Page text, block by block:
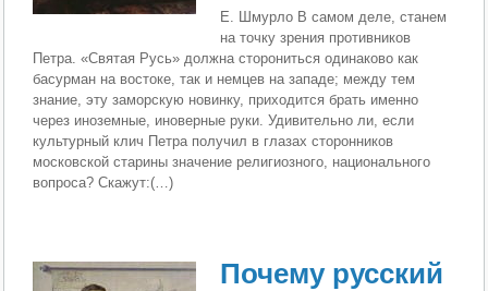
Е. Шмурло В самом деле, станем
на точку зрения противников
Петра. «Святая Русь» должна сторониться одинаково как
басурман на востоке, так и немцев на западе; между тем
знание, эту заморскую новинку, приходится брать именно
через иноземные, иноверные руки. Удивительно ли, если
культурный клич Петра получил в глазах сто­ронников
московской старины значение религиозного, национального
вопроса? Скажут:(…)
Почему русский